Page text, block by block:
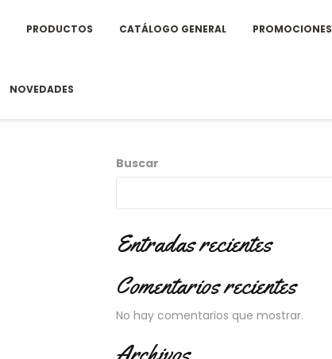
PRODUCTOS CATÁLOGO GENERAL PROMOCIONES
NOVEDADES
Buscar
Entradas recientes
Comentarios recientes
No hay comentarios que mostrar.